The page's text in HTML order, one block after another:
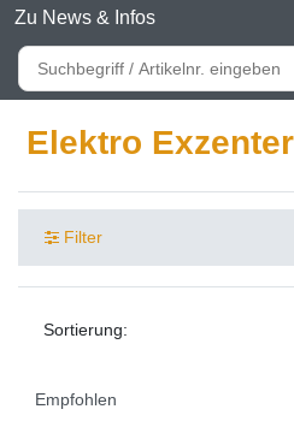
Zu News & Infos
Für bessere Preise
Elektro
Filter
Sortierung: